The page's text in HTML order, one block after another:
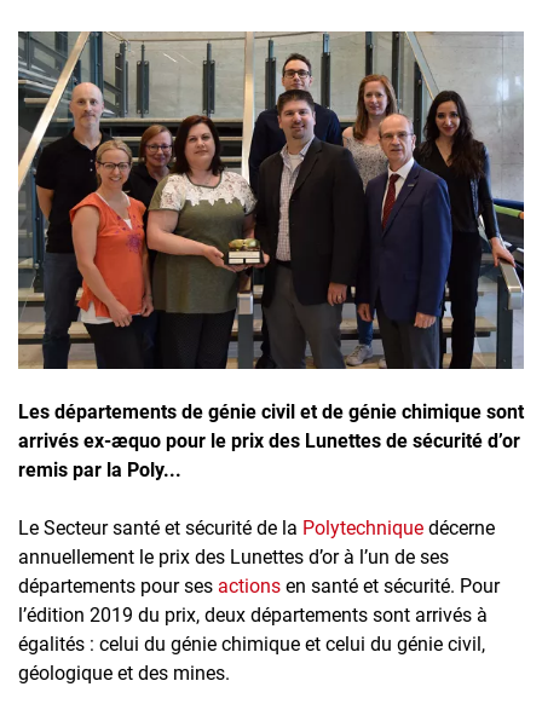
Nos chroniques
Inscrivez-vous à l'infolettre
Employeurs
Publiez une offre d'emploi
Les départements de génie civil et de génie chimique sont
arrivés ex-æquo pour le prix des Lunettes de sécurité d’or
remis par la Poly...
Le Secteur santé et sécurité de la Polytechnique décerne
annuellement le prix des Lunettes d’or à l’un de ses
départements pour ses actions en santé et sécurité. Pour
l’édition 2019 du prix, deux départements sont arrivés à
égalités : celui du génie chimique et celui du génie civil,
géologique et des mines.